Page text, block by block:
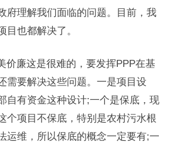
府理解我们面临的问题。目前，我
目也都解决了。
廉这是很难的，要发挥PPP在基
需要解决这些问题。一是项目设
自有资金这种设计;一个是保底，现
个项目不保底，特别是农村污水根
运维，所以保底的概念一定要有;一